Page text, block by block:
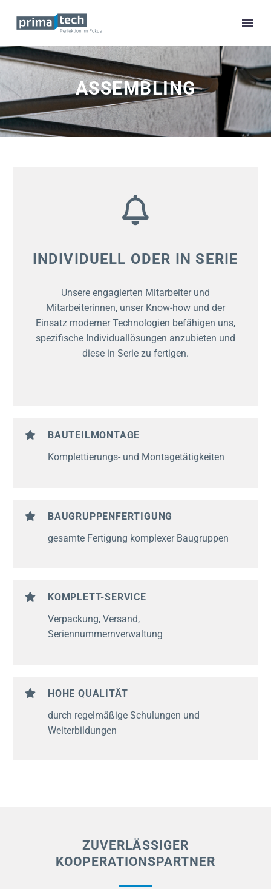
ASSEMBLING
INDIVIDUELL ODER IN SERIE
Unsere engagierten Mitarbeiter und
Mitarbeiterinnen, unser Know-how und der
Einsatz moderner Technologien befähigen uns,
spezifische Individuallösungen anzubieten und
diese in Serie zu fertigen.
BAUTEILMONTAGE
Komplettierungs- und Montagetätigkeiten
BAUGRUPPENFERTIGUNG
gesamte Fertigung komplexer Baugruppen
KOMPLETT-SERVICE
Verpackung, Versand,
Seriennummernverwaltung
HOHE QUALITÄT
durch regelmäßige Schulungen und
Weiterbildungen
ZUVERLÄSSIGER
KOOPERATIONSPARTNER